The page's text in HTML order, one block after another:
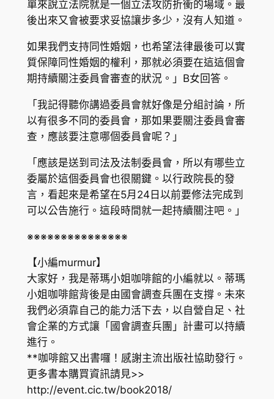
單來說立法院就是一個立法攻防折衝的場域。最
後出來又會被要求妥協讓步多少，沒有人知道。
如果我們支持同性婚姻，也希望法律最後可以實
質保障同性婚姻的權利，那就必須要在這這個會
期持續關注委員會審查的狀況。」B女回答。
「我記得聽你講過委員會就好像是分組討論，所
以有很多不同的委員會，那如果要關注委員會審
查，應該要注意哪個委員會呢？」
「應該是送到司法及法制委員會，所以有哪些立
委屬於這個委員會也很關鍵。以行政院長的發
言，看起來是希望在5月24日以前要修法完成到
可以公告施行。這段時間就一起持續關注吧。」
※※※※※※※※※※※※※※※
【小編murmur】
大家好，我是蒂瑪小姐咖啡館的小編就以。蒂瑪
小姐咖啡館背後是由國會調查兵團在支撐。未來
我們必須靠自己的能力活下去，以自營自足、社
會企業的方式讓「國會調查兵團」計畫可以持續
進行。
**咖啡館又出書囉！感謝主流出版社協助發行。
更多書本購買資訊請見>>
http://event.cic.tw/book2018/